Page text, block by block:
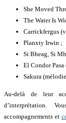
She Moved
The Water Is
Carrickfergus
Planxty Irwin ;
Si Bheag, Si
El Condor
Sakura
Au-delà de leur
d’interprétation.
accompagnements et